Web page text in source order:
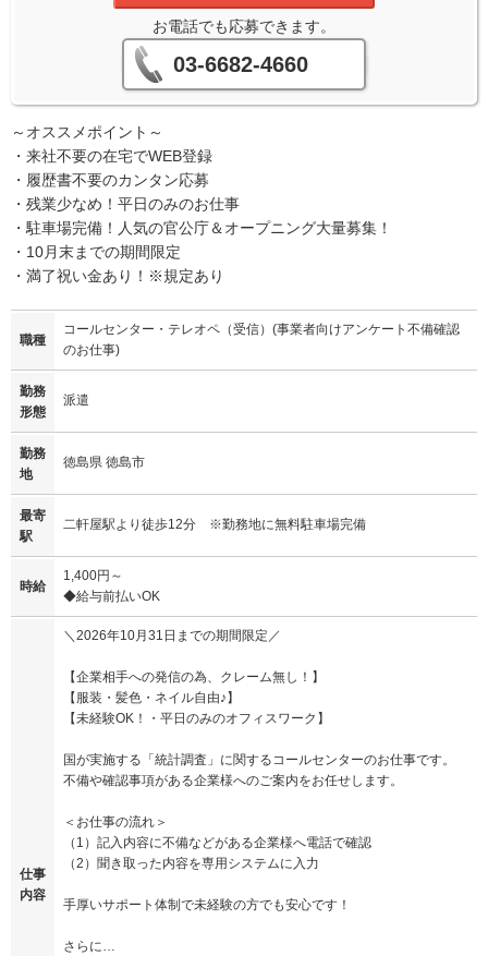
お電話でも応募できます。
03-6682-4660
～オススメポイント～
・来社不要の在宅でWEB登録
・履歴書不要のカンタン応募
・残業少なめ！平日のみのお仕事
・駐車場完備！人気の官公庁＆オープニング大量募集！
・10月末までの期間限定
・満了祝い金あり！※規定あり
職種
コールセンター・テレオペ（受信）(事業者向けアンケート不備確認
のお仕事)
勤務
形態
派遣
勤務
地
徳島県 徳島市
最寄
駅
二軒屋駅より徒歩12分 ※勤務地に無料駐車場完備
時給
1,400円～
◆給与前払いOK
仕事
内容
＼2026年10月31日までの期間限定／
【企業相手への発信の為、クレーム無し！】
【服装・髪色・ネイル自由♪】
【未経験OK！・平日のみのオフィスワーク】
国が実施する「統計調査」に関するコールセンターのお仕事です。
不備や確認事項がある企業様へのご案内をお任せします。
＜お仕事の流れ＞
（1）記入内容に不備などがある企業様へ電話で確認
（2）聞き取った内容を専用システムに入力
手厚いサポート体制で未経験の方でも安心です！
さらに…